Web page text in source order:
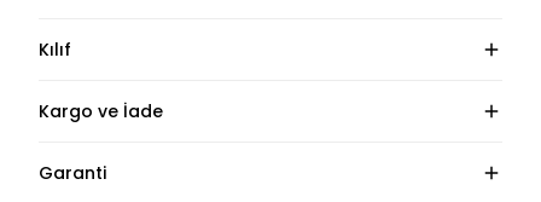
Kılıf
Kargo ve İade
Garanti